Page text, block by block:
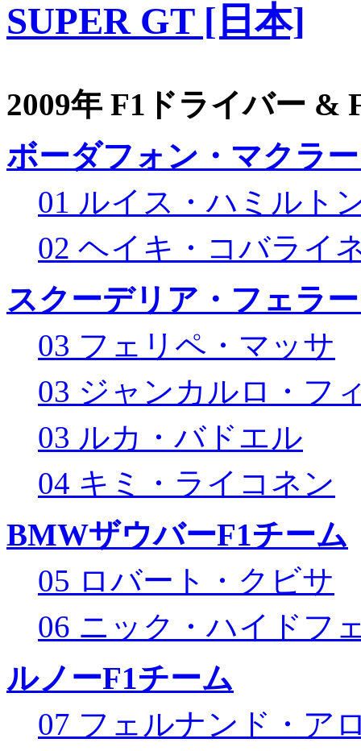
SUPER GT [日本]
2009年 F1ドライバー &
ボーダフォン・マクラ
01 ルイス・ハミルト
02 ヘイキ・コバライ
スクーデリア・フェラ
03 フェリペ・マッサ
03 ジャンカルロ・フ
03 ルカ・バドエル
04 キミ・ライコネン
BMWザウバーF1チーム
05 ロバート・クビサ
06 ニック・ハイドフ
ルノーF1チーム
07 フェルナンド・ア